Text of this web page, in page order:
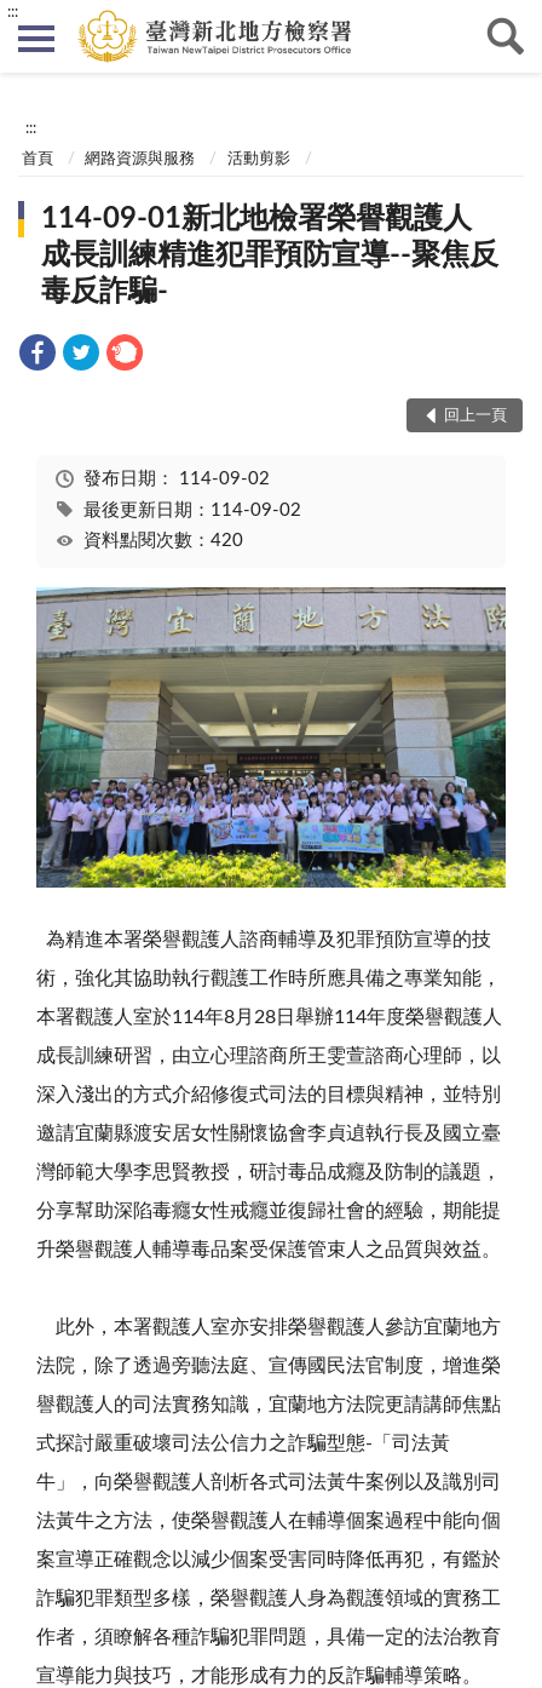
:::
:::
首頁 網路資源與服務 活動剪影
114-09-01新北地檢署榮譽觀護人
成長訓練精進犯罪預防宣導--聚焦反
毒反詐騙-
回上一頁
發布日期： 114-09-02
最後更新日期：114-09-02
資料點閱次數：420
為精進本署榮譽觀護人諮商輔導及犯罪預防宣導的技
術，強化其協助執行觀護工作時所應具備之專業知能，
本署觀護人室於114年8月 28日舉辦114年度榮譽觀護人
成長訓練研習，由立心理諮商所王雯萱諮商心理師，以
深入淺出的方式介紹修復式司法的目標與精神，並特別
邀請宜蘭縣渡安居女性關懷協會李貞遉執行長及國立臺
灣師範大學李思賢教授，研討毒品成癮及防制的議題，
分享幫助深陷毒癮女性戒癮並復歸社會的經驗，期能提
升榮譽觀護人輔導毒品案受保護管束人之品質與效益。
此外，本署觀護人室亦安排榮譽觀護人參訪宜蘭地方
法院，除了透過旁聽法庭、宣傳國民法官制度，增進榮
譽觀護人的司法實務知識，宜蘭地方法院更請講師焦點
式探討嚴重破壞司法公信力之詐騙型態- 「司法黃
牛」，向榮譽觀護人剖析各式司法黃牛案例以及識別司
法黃牛之方法，使榮譽觀護人在輔導個案過程中能向個
案宣導正確觀念以減少個案受害同時降低再犯，有鑑於
詐騙犯罪類型多樣，榮譽觀護人身為觀護領域的實務工
作者，須瞭解各種詐騙犯罪問題，具備一定的法治教育
宣導能力與技巧，才能形成有力的反詐騙輔導策略。